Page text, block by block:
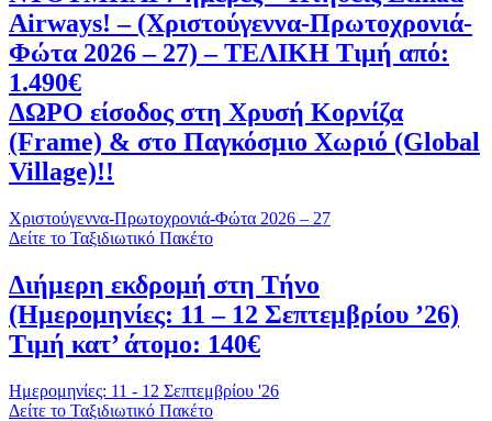
Airways! – (Χριστούγεννα-Πρωτοχρονιά-
Φώτα 2026 – 27) – ΤΕΛΙΚΗ Τιμή από:
1.490€
ΔΩΡΟ είσοδος στη Χρυσή Κορνίζα
(Frame) & στο Παγκόσμιο Χωριό (Global
Village)!!
Χριστούγεννα-Πρωτοχρονιά-Φώτα 2026 – 27
Δείτε το Ταξιδιωτικό Πακέτο
Διήμερη εκδρομή στη Τήνο
(Ημερομηνίες: 11 – 12 Σεπτεμβρίου ’26)
Τιμή κατ’ άτομο: 140€
Ημερομηνίες: 11 - 12 Σεπτεμβρίου '26
Δείτε το Ταξιδιωτικό Πακέτο